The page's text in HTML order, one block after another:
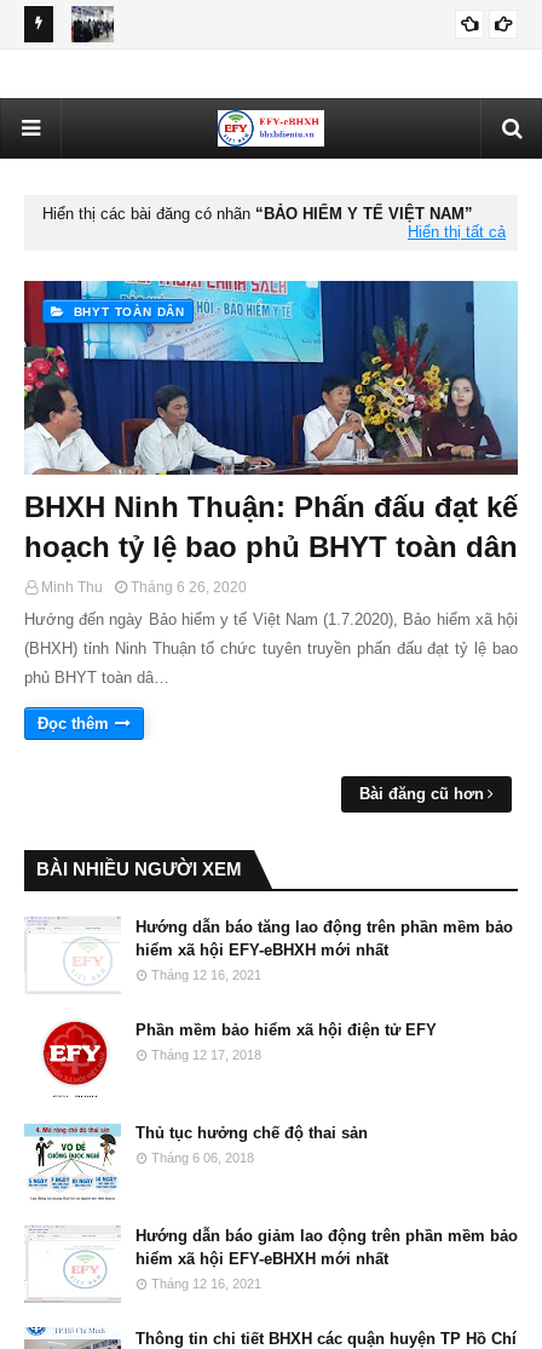
BHXH, BHYT
Hiển thị các bài đăng có nhãn
BẢO HIỂM Y TẾ VIỆT NAM
Hiển thị tất cả
BHYT TOÀN DÂN
BHXH Ninh Thuận: Phấn đấu đạt kế
hoạch tỷ lệ bao phủ BHYT toàn dân
Minh Thu Tháng 6 26, 2020
Hướng đến ngày Bảo hiểm y tế Việt Nam (1.7.2020), Bảo hiểm xã hội
(BHXH) tỉnh Ninh Thuận tổ chức tuyên truyền phấn đấu đạt tỷ lệ bao
phủ BHYT toàn dâ…
Đọc thêm
Bài đăng cũ hơn
BÀI NHIỀU NGƯỜI XEM
Hướng dẫn báo tăng lao động trên phần mềm bảo
hiểm xã hội EFY-eBHXH mới nhất
Tháng 12 16, 2021
Phần mềm bảo hiểm xã hội điện tử EFY
Tháng 12 17, 2018
Thủ tục hưởng chế độ thai sản
Tháng 6 06, 2018
Hướng dẫn báo giảm lao động trên phần mềm bảo
hiểm xã hội EFY-eBHXH mới nhất
Tháng 12 16, 2021
Thông tin chi tiết BHXH các quận huyện TP Hồ Chí